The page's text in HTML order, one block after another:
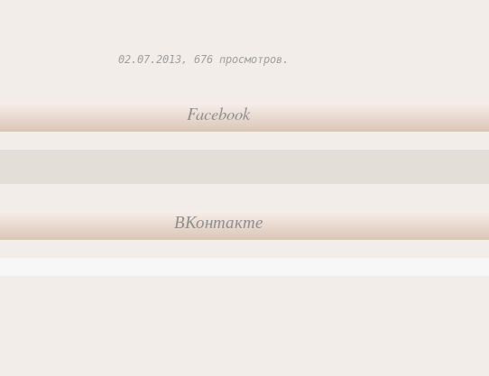
02.07.2013, 676 просмотров.
Facebook
ВКонтакте